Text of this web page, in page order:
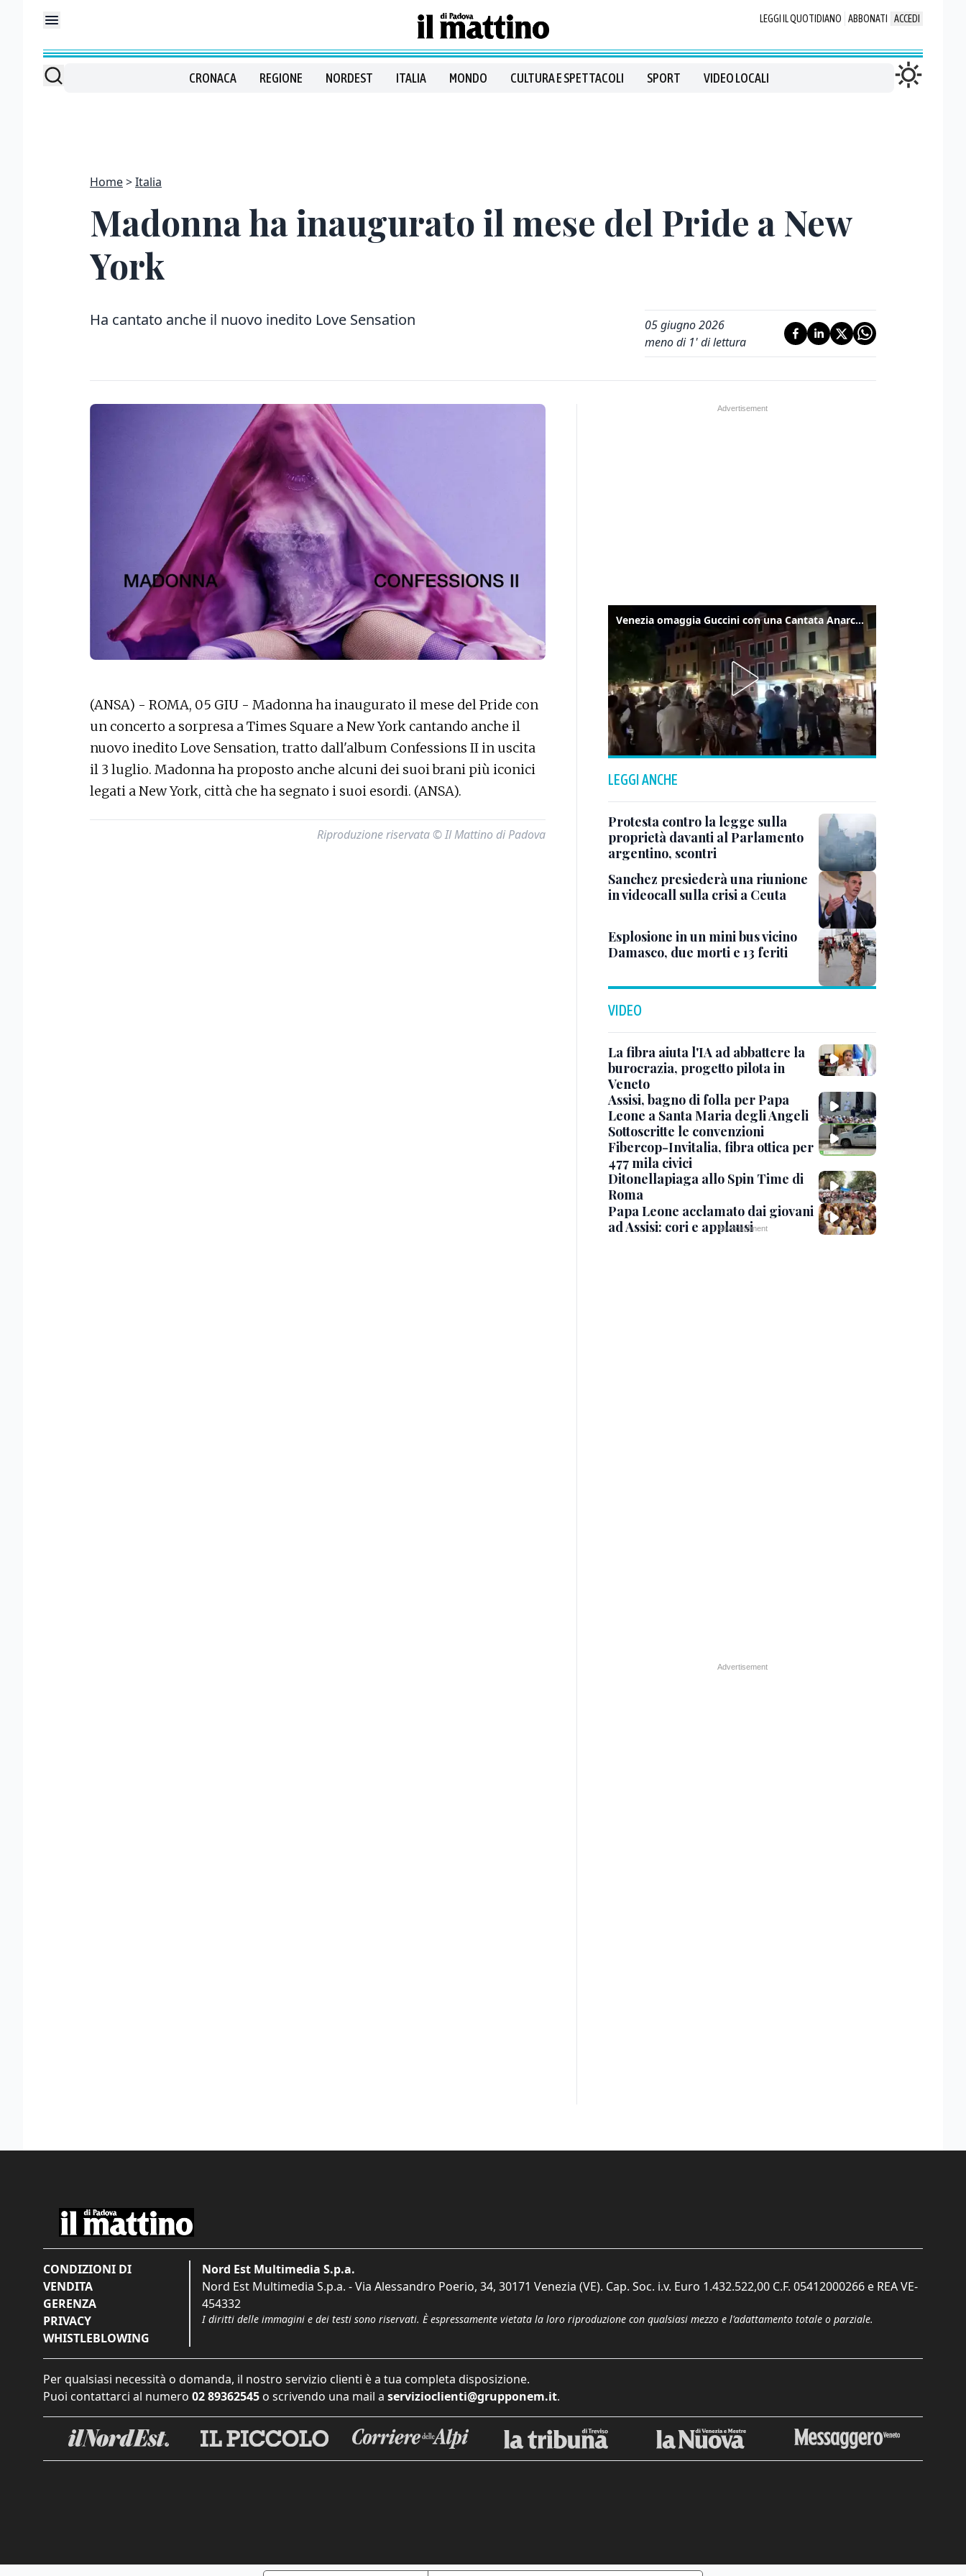
LEGGI IL QUOTIDIANO ABBONATI ACCEDI
CRONACA REGIONE NORDEST ITALIA MONDO CULTURA E SPETTACOLI SPORT VIDEO LOCALI
Home Italia
Madonna ha inaugurato il mese del Pride a New
York
Ha cantato anche il nuovo inedito Love Sensation
05 giugno 2026
meno di 1' di lettura
(ANSA) - ROMA, 05 GIU - Madonna ha inaugurato il mese del Pride con
un concerto a sorpresa a Times Square a New York cantando anche il
nuovo inedito Love Sensation, tratto dall'album Confessions II in uscita
il 3 luglio. Madonna ha proposto anche alcuni dei suoi brani più iconici
legati a New York, città che ha segnato i suoi esordi. (ANSA).
Riproduzione riservata © Il Mattino di Padova
Venezia omaggia Guccini con una Cantata Anarchica in campo Santa Margherita
LEGGI ANCHE
Protesta contro la legge sulla
proprietà davanti al Parlamento
argentino, scontri
Sanchez presiederà una riunione
in videocall sulla crisi a Ceuta
Esplosione in un mini bus vicino
Damasco, due morti e 13 feriti
VIDEO
La fibra aiuta l'IA ad abbattere la
burocrazia, progetto pilota in
Veneto
Assisi, bagno di folla per Papa
Leone a Santa Maria degli Angeli
Sottoscritte le convenzioni
Fibercop-Invitalia, fibra ottica per
477 mila civici
Ditonellapiaga allo Spin Time di
Roma
Papa Leone acclamato dai giovani
ad Assisi: cori e applausi
CONDIZIONI DI
VENDITA
GERENZA
PRIVACY
WHISTLEBLOWING
Nord Est Multimedia S.p.a.
Nord Est Multimedia S.p.a. - Via Alessandro Poerio, 34, 30171 Venezia (VE). Cap. Soc. i.v. Euro 1.432.522,00 C.F. 05412000266 e REA VE-
454332
I diritti delle immagini e dei testi sono riservati. È espressamente vietata la loro riproduzione con qualsiasi mezzo e l'adattamento totale o parziale.
Per qualsiasi necessità o domanda, il nostro servizio clienti è a tua completa disposizione.
Puoi contattarci al numero 02 89362545 o scrivendo una mail a servizioclienti@grupponem.it.